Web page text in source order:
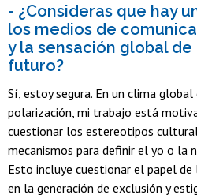
- ¿Consideras que hay
los medios de
y la sensación global
futuro?
Sí, estoy segura. En un clima
polarización, mi trabajo está
cuestionar los estereotipos
mecanismos para definir el yo o la
Esto incluye cuestionar el papel de
en la generación de exclusión y